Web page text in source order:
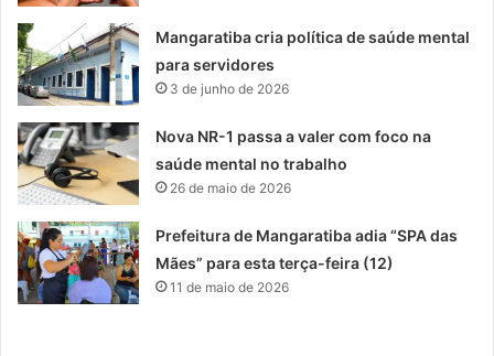
Mangaratiba cria política de saúde mental
para servidores
3 de junho de 2026
Nova NR-1 passa a valer com foco na
saúde mental no trabalho
26 de maio de 2026
Prefeitura de Mangaratiba adia “SPA das
Mães” para esta terça-feira (12)
11 de maio de 2026